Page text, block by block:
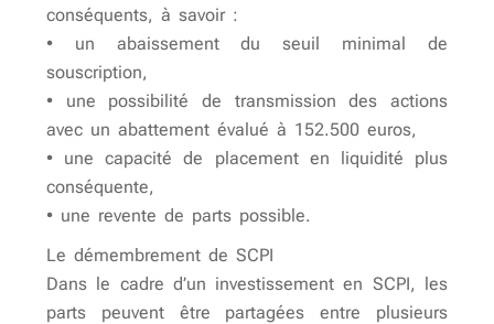
conséquents, à savoir :
• un abaissement du seuil minimal de
souscription,
• une possibilité de transmission des actions
avec un abattement évalué à 152.500 euros,
• une capacité de placement en liquidité plus
conséquente,
• une revente de parts possible.
Le démembrement de SCPI
Dans le cadre d’un investissement en SCPI, les
parts peuvent être partagées entre plusieurs